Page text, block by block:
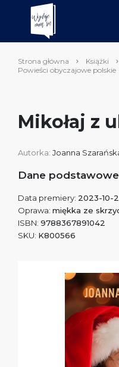
Strona główna Książki
Powieści obyczajowe polskie
Mikołaj z
Autorka: Joanna
Dane podstawowe
Data premiery: 2023-10-
Oprawa: miękka ze
ISBN: 9788367891042
SKU: K800566